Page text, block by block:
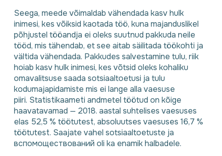
Seega, meede võimaldab vähendada kasv hulk
inimesi, kes võiksid kaotada töö, kuna majanduslikel
põhjustel tööandja ei oleks suutnud pakkuda neile
tööd, mis tähendab, et see aitab säilitada töökohti ja
vältida vähendada. Pakkudes salvestamine tulu, riik
hoiab kasv hulk inimesi, kes võtsid oleks kohaliku
omavalitsuse saada sotsiaaltoetusi ja tulu
kodumajapidamiste mis ei lange alla vaesuse
piiri. Statistikaameti andmetel töötud on kõige
haavatavamad — 2018. aastal suhtelises vaesuses
elas 52,5 % töötutest, absoluutses vaesuses 16,7 %
töötutest. Saajate vahel sotsiaaltoetuste ja
вспомоществований oli ka enamik halbadele.